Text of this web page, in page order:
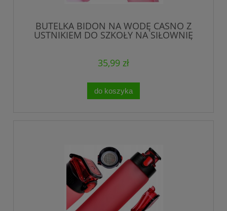
BUTELKA BIDON NA WODĘ CASNO Z
USTNIKIEM DO SZKOŁY NA SIŁOWNIĘ
35,99 zł
do koszyka